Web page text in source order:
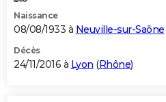
Naissance
08/08/1933 à Neuville-sur-Saône
Décès
24/11/2016 à Lyon (Rhône)